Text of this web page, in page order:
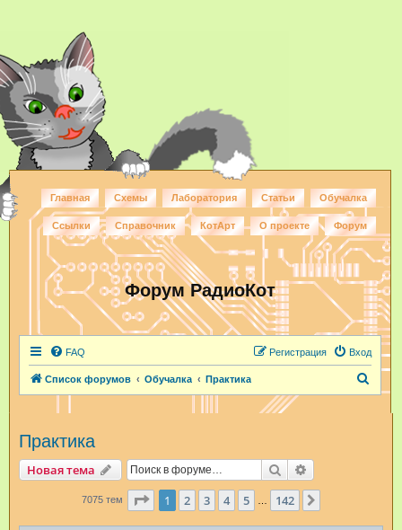
Главная Схемы Лаборатория Статьи Обучалка
Ссылки Справочник КотАрт О проекте Форум
Форум РадиоКот
FAQ Вход
Регистрация
Список форумов Обучалка Практика
Практика
Новая тема Поиск
7075 тем Страница из 142
1 2 3 4 5 142